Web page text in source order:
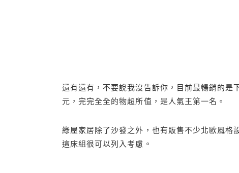
還有還有，不要說我沒告訴你，目前最暢銷的是
元，完完全全的物超所值，是人氣王第一名。
綠屋家居除了沙發之外，也有販售不少北歐風格
這床組很可以列入考慮。